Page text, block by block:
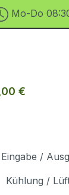
Mo-Do
€
Eingabe /
Kühlung /